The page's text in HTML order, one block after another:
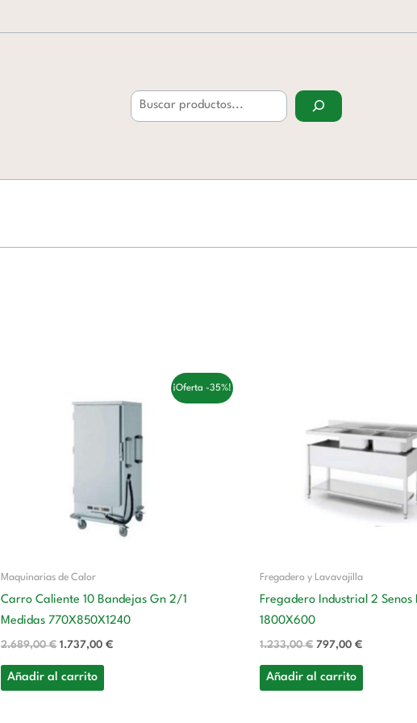
¡Oferta -35%!
Maquinarias de Calor
Carro Caliente 10 Bandejas Gn 2/1
Medidas 770X850X1240
2.689,00€
original
1.737,00€
precio
1.737,00 €.
Añadir al carrito
Fregadero y Lavavajilla
Fregadero Industrial 2 Senos
1800X600
1.233,00€
era:
1.233,00 €.
797,00€
es:
797,00 €.
Añadir al carrito